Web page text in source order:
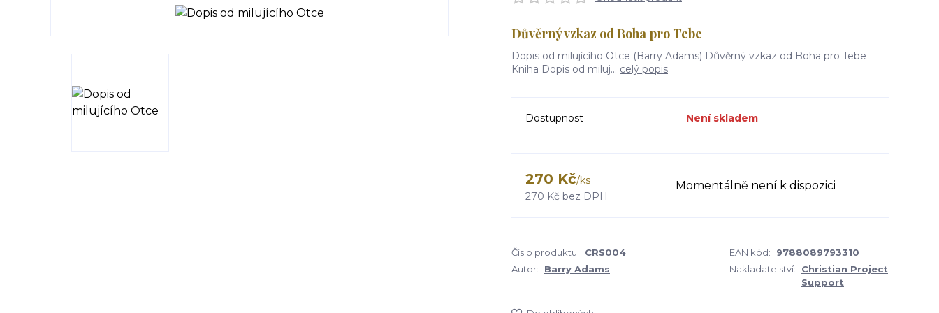
Důvěrný vzkaz od Boha pro Tebe
Dopis od milujícího Otce (Barry Adams) Důvěrný vzkaz od Boha pro Tebe
Kniha Dopis od miluj... celý popis
Dostupnost Není skladem
270 Kč/ks
270 Kč bez DPH
Momentálně není k dispozici
Číslo produktu: CRS004 EAN kód:
9788089793310
Autor:
Barry Adams Nakladatelství:
Christian Project
Support